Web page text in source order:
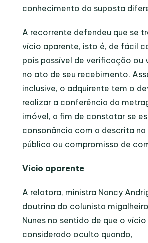
conhecimento da suposta
A recorrente defendeu que se
vício aparente, isto é, de fácil
pois passível de verificação ou
no ato de seu recebimento.
inclusive, o adquirente tem o
realizar a conferência da
imóvel, a fim de constatar se
consonância com a descrita na
pública ou compromisso de
Vício aparente
A relatora, ministra Nancy
doutrina do colunista
Nunes no sentido de que o vício
considerado oculto quando,